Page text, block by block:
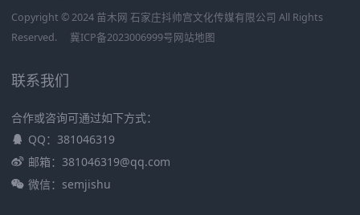
Copyright © 2024 苗木网 石家庄抖帅宫文化传媒有限公司 All Rights
Reserved.
冀ICP备2023006999号网站地图
联系我们
合作或咨询可通过如下方式：
QQ：381046319
邮箱：381046319@qq.com
微信：semjishu